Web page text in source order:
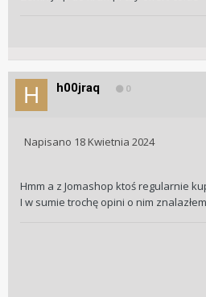
jakiś sensowny wybór?
h00jraq 0
Napisano 18 Kwietnia 2024
Hmm a z Jomashop ktoś regularnie
I w sumie trochę opini o nim